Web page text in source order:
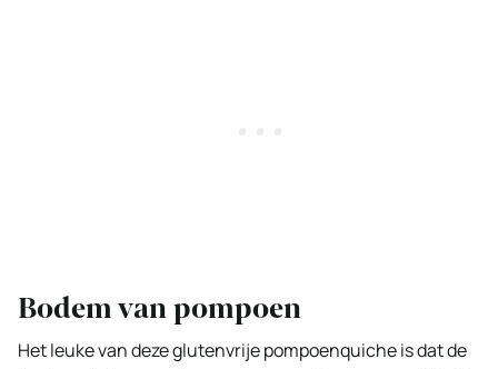
Bodem van pompoen
Het leuke van deze glutenvrije pompoenquiche is dat de